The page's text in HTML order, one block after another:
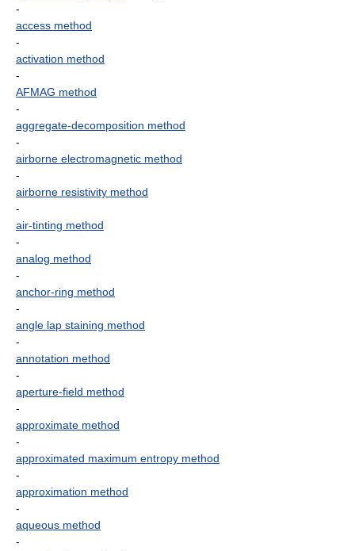
-
access method
-
activation method
-
AFMAG method
-
aggregate-decomposition method
-
airborne electromagnetic method
-
airborne resistivity method
-
air-tinting method
-
analog method
-
anchor-ring method
-
angle lap staining method
-
annotation method
-
aperture-field method
-
approximate method
-
approximated maximum entropy method
-
approximation method
-
aqueous method
-